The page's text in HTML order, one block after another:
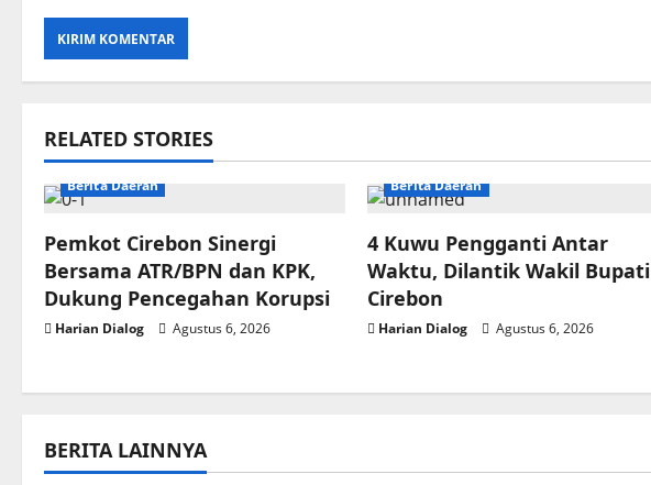
RELATED STORIES
Berita Daerah
Pemkot Cirebon Sinergi
Bersama ATR/BPN dan KPK,
Dukung Pencegahan Korupsi
Harian Dialog Agustus 6, 2026
Berita Daerah
4 Kuwu Pengganti Antar
Waktu, Dilantik Wakil Bupati
Cirebon
Harian Dialog Agustus 6, 2026
BERITA LAINNYA